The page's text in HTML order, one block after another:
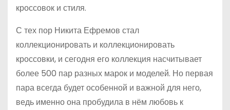
кроссовок и стиля.
С тех пор Никита Ефремов стал
коллекционировать и коллекционировать
кроссовки, и сегодня его коллекция насчитывает
более 500 пар разных марок и моделей. Но первая
пара всегда будет особенной и важной для него,
ведь именно она пробудила в нём любовь к